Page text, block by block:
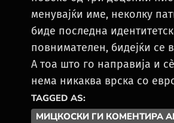
менувајќи име, неколку
биде последна
повнимателен, бидејќи се
А тоа што го направија и
нема никаква врска со
TAGGED AS:
МИЦКОСКИ ГИ КОМЕНТИРА